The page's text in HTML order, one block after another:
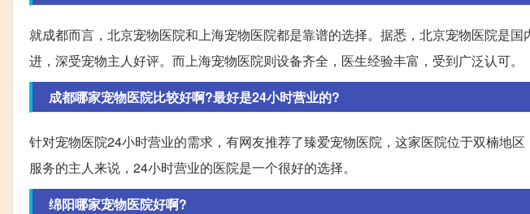
就成都而言，北京宠物医院和上海宠物医院都是靠谱的选择。据悉，北京宠物医院是
进，深受宠物主人好评。而上海宠物医院则设备齐全，医生经验丰富，受到广泛认可。
成都哪家宠物医院比较好啊?最好是24小时营业的?
针对宠物医院24小时营业的需求，有网友推荐了臻爱宠物医院，这家医院位于双楠地
服务的主人来说，24小时营业的医院是一个很好的选择。
绵阳哪家宠物医院好啊?